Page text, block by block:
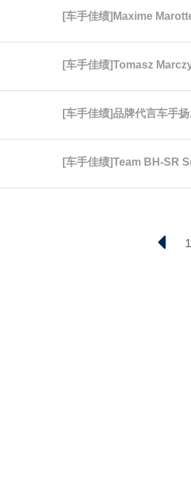
[车手佳绩]Maxime
[车手佳绩]Tomasz
[车手佳绩]品牌代言车手
[车手佳绩]Team BH-SR